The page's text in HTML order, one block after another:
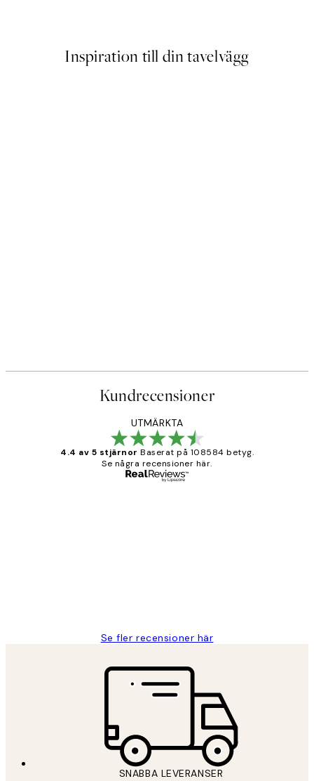
Inspiration till din tavelvägg
Kundrecensioner
UTMÄRKTA
4.4 av 5 stjärnor Baserat på 108584 betyg.
Se några recensioner här.
Se fler recensioner här
SNABBA LEVERANSER